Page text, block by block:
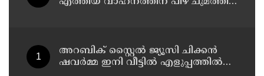
അറബിക് സ്റ്റൈൽ ജ്യൂസി ചിക്കൻ
ഷവർമ്മ ഇനി വീട്ടിൽ എളുപ്പത്തിൽ